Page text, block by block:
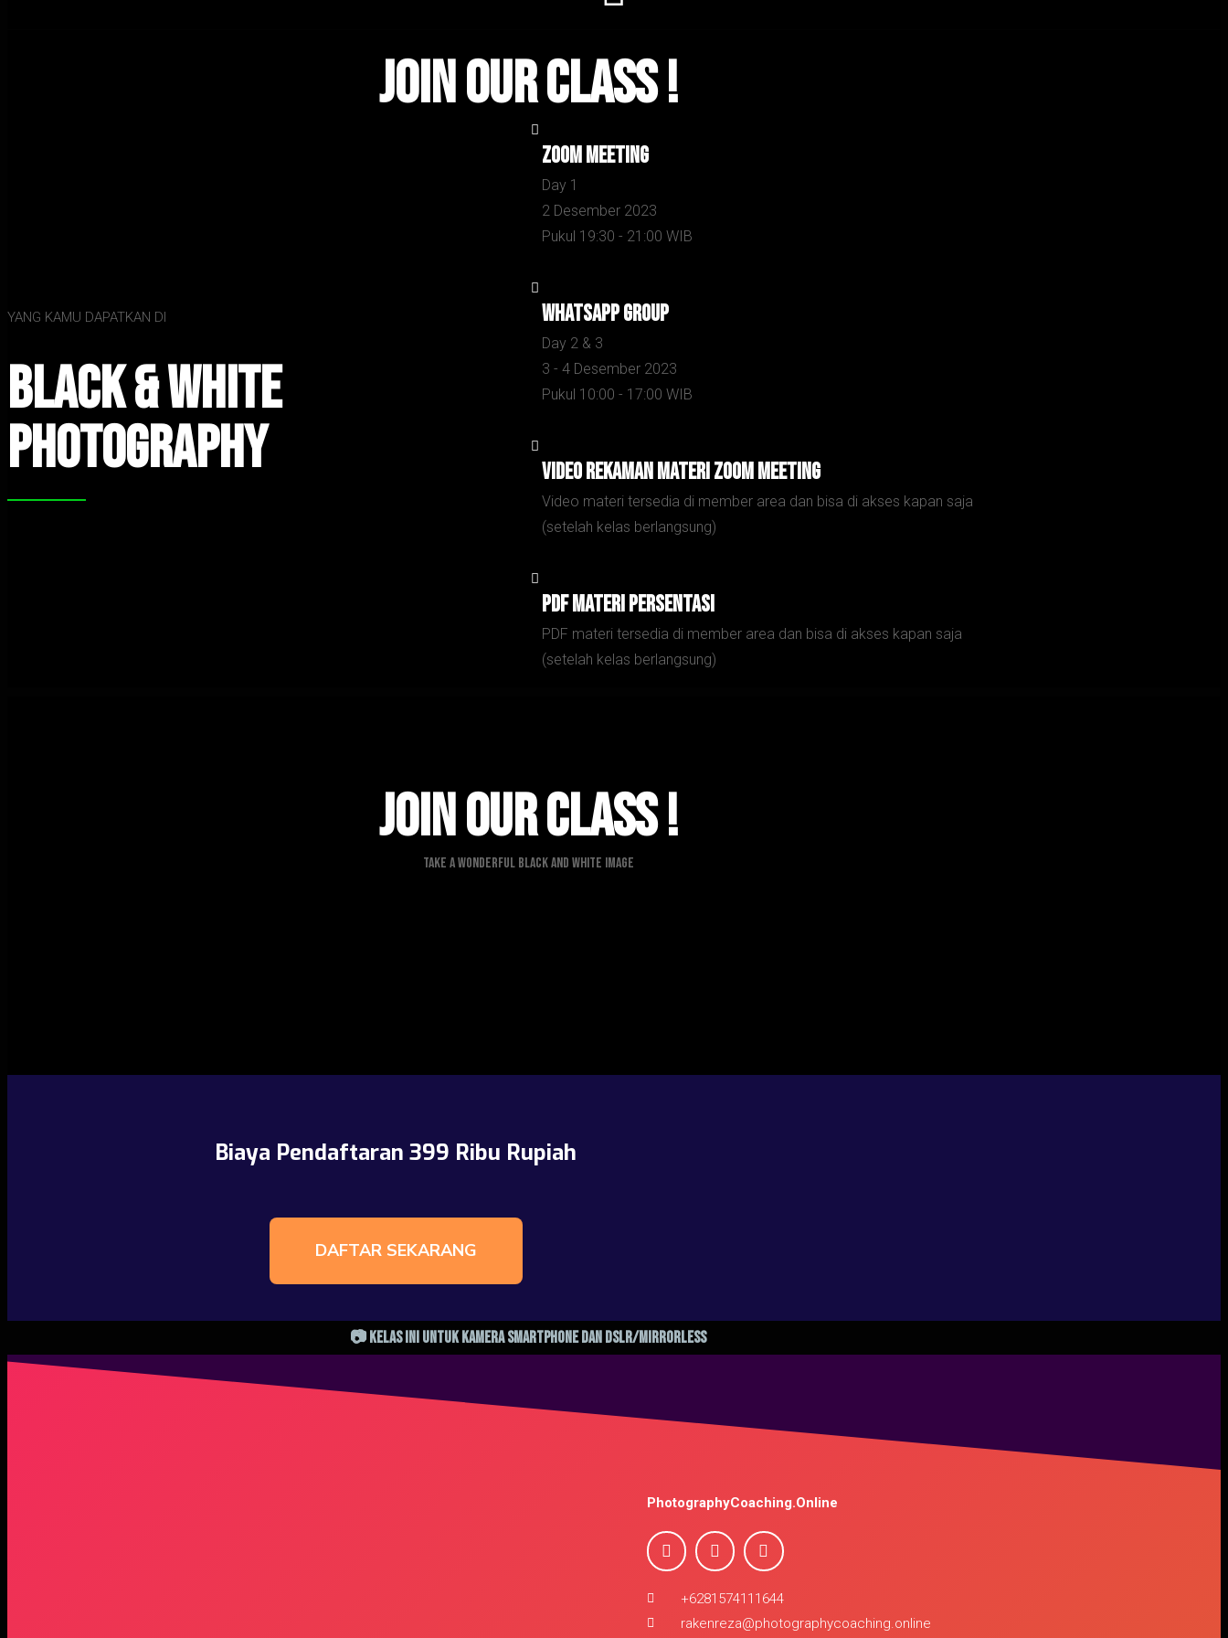
Join Our Class !
YANG KAMU DAPATKAN DI
Black & White
Photography
Zoom Meeting
Day 1
2 Desember 2023
Pukul 19:30 - 21:00 WIB
Whatsapp Group
Day 2 & 3
3 - 4 Desember 2023
Pukul 10:00 - 17:00 WIB
Video Rekaman Materi zoom meeting
Video materi tersedia di member area dan bisa di akses kapan saja
(setelah kelas berlangsung)
PDF Materi persentasi
PDF materi tersedia di member area dan bisa di akses kapan saja
(setelah kelas berlangsung)
Join Our Class !
Take A Wonderful Black and White Image
Biaya Pendaftaran 399 Ribu Rupiah
DAFTAR SEKARANG
📷 Kelas ini Untuk Kamera Smartphone dan DSLR/Mirrorless
PhotographyCoaching.Online
+6281574111644
rakenreza@photographycoaching.online